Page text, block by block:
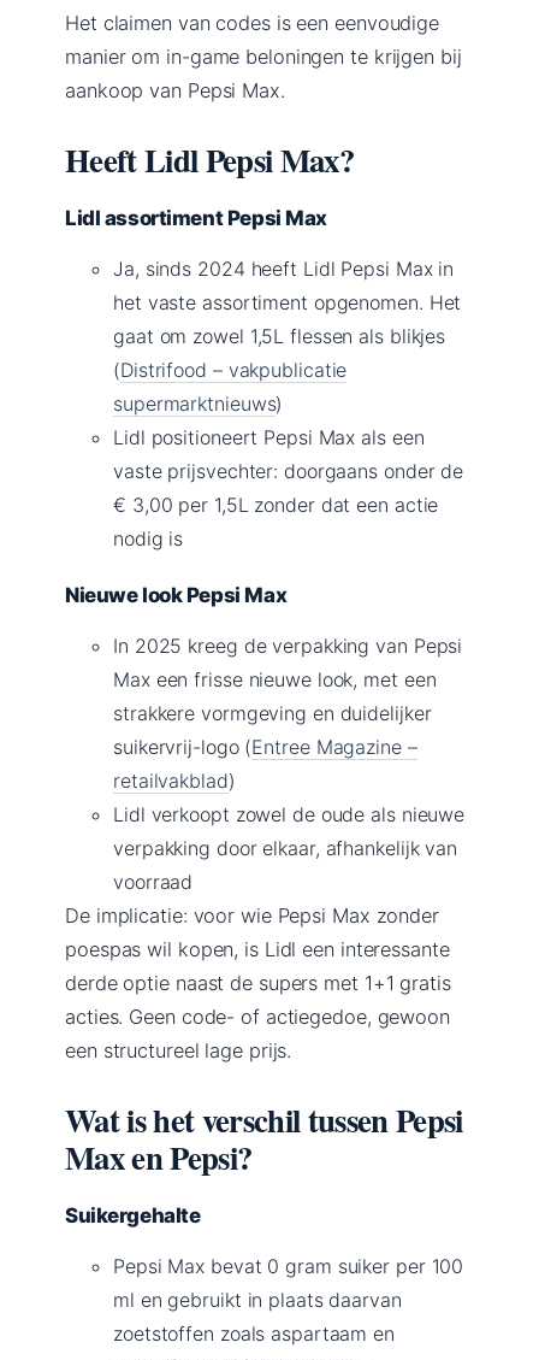
Het claimen van codes is een eenvoudige
manier om in-game beloningen te krijgen bij
aankoop van Pepsi Max.
Heeft Lidl Pepsi Max?
Lidl assortiment Pepsi Max
Ja, sinds 2024 heeft Lidl Pepsi Max in
het vaste assortiment opgenomen. Het
gaat om zowel 1,5L flessen als blikjes
(Distrifood – vakpublicatie
supermarktnieuws)
Lidl positioneert Pepsi Max als een
vaste prijsvechter: doorgaans onder de
€ 3,00 per 1,5L zonder dat een actie
nodig is
Nieuwe look Pepsi Max
In 2025 kreeg de verpakking van Pepsi
Max een frisse nieuwe look, met een
strakkere vormgeving en duidelijker
suikervrij-logo (Entree Magazine –
retailvakblad)
Lidl verkoopt zowel de oude als nieuwe
verpakking door elkaar, afhankelijk van
voorraad
De implicatie: voor wie Pepsi Max zonder
poespas wil kopen, is Lidl een interessante
derde optie naast de supers met 1+1 gratis
acties. Geen code- of actiegedoe, gewoon
een structureel lage prijs.
Wat is het verschil tussen Pepsi
Max en Pepsi?
Suikergehalte
Pepsi Max bevat 0 gram suiker per 100
ml en gebruikt in plaats daarvan
zoetstoffen zoals aspartaam en